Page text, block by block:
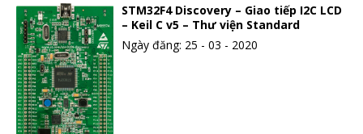
STM32F4 Discovery – Giao tiếp I2C LCD
– Keil C v5 – Thư viện Standard
Ngày đăng: 25 - 03 - 2020